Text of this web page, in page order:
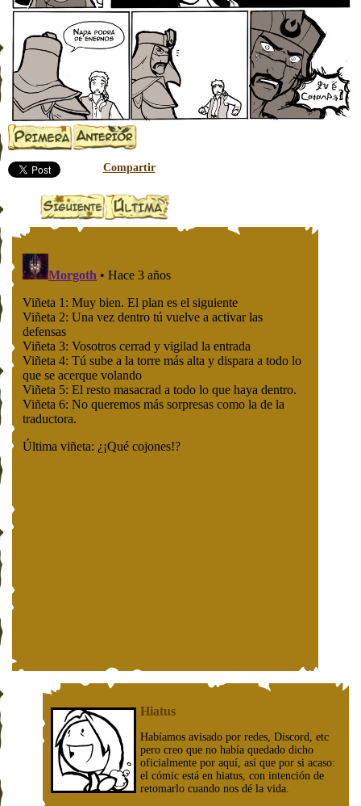
Compartir
Hiatus
Habíamos avisado por redes, Discord, etc
pero creo que no había quedado dicho
oficialmente por aquí, así que por si acaso:
el cómic está en hiatus, con intención de
retomarlo cuando nos dé la vida.